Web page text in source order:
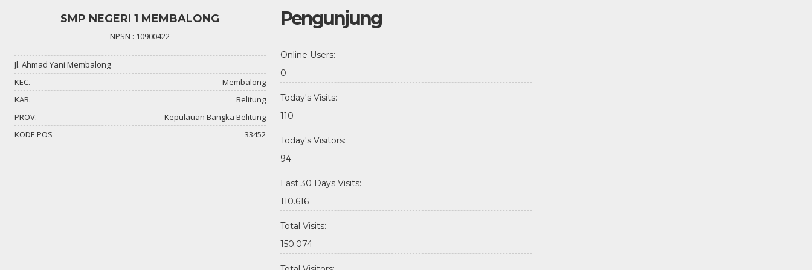
SMP NEGERI 1 MEMBALONG
NPSN : 10900422
Jl. Ahmad Yani Membalong
KEC.
Membalong
KAB.
Belitung
PROV.
Kepulauan Bangka Belitung
KODE POS
33452
Pengunjung
Online Users:
0
Today's Visits:
110
Today's Visitors:
94
Last 30 Days Visits:
110.616
Total Visits:
150.074